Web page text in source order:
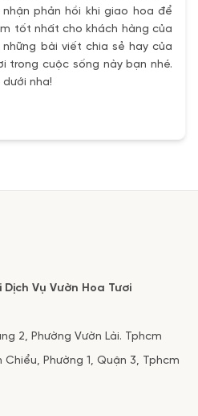
phản hồi khi giao hoa để
tốt nhất cho khách hàng của
bài viết chia sẻ hay của
trong cuộc sống này bạn nhé.
nha!
Vụ Vườn Hoa Tươi
2, Phường Vườn Lài. Tphcm
Phường 1, Quận 3, Tphcm